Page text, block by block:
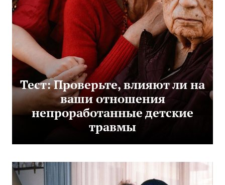
Тест: Проверьте, влияют ли на
ваши отношения
непроработанные детские
травмы